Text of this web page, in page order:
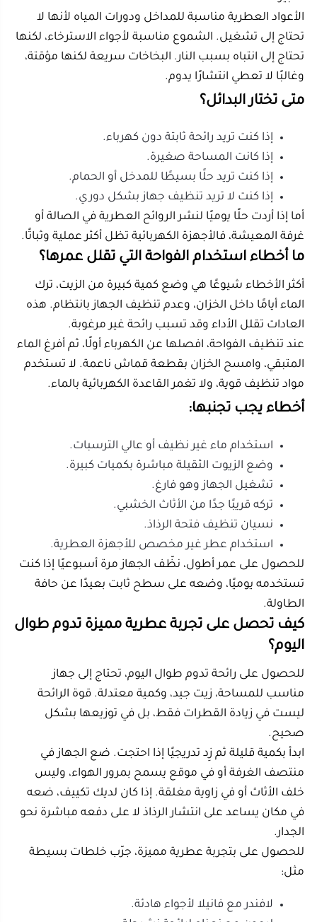
للحصول على عمر أطول، نظّف الجهاز مرة أسبوعيًا إذا كنت
تستخدمه يوميًا، وضعه على سطح ثابت بعيدًا عن حافة
الطاولة.
كيف تحصل على تجربة عطرية مميزة تدوم طوال
اليوم؟
مناسب للمساحة، زيت جيد، وكمية معتدلة. قوة الرائحة
ليست في زيادة القطرات فقط، بل في توزيعها بشكل
صحيح.
ابدأ بكمية قليلة ثم زِد تدريجيًا إذا احتجت. ضع الجهاز في
منتصف الغرفة أو في موقع يسمح بمرور الهواء، وليس
خلف الأثاث أو في زاوية مغلقة. إذا كان لديك تكييف، ضعه
في مكان يساعد على انتشار الرذاذ لا على دفعه مباشرة نحو
الجدار.
للحصول على بتجربة عطرية مميزة، جرّب خلطات بسيطة
مثل:
لافندر مع فانيلا لأجواء هادئة.
ليمون مع نعناع لرائحة نشيطة.
ورد مع مسك لإحساس دافئ.
ياسمين مع برغموت لرائحة راقية.
هذه الخلطات تمنح منزلك حضورًا عطريًا متوازنًا، دون أن
الأسئلة الشائعة عن افضل فواحة للمنزل
والروائح المناسبة
ما هو أفضل جهاز لتعطير المنزل؟
أفضل جهاز لتعطير المنزل هو الجهاز الذي يجمع بين
الهدوء، الانتشار الجيد، وسهولة التنظيف. للأغلب، أجهزة
الرذاذ البارد هي الاختيار العملي لأنها تناسب الاستخدام
اليومي وتوزع الرائحة بطريقة لطيفة.
إذا كانت المساحة كبيرة، اختر سعة عالية. وإذا كانت الغرفة
صغيرة، فاختر جهازًا هادئًا بسعة متوسطة حتى لا تصبح
الرائحة قوية أكثر من اللازم.
ما هي أفضل فواحة كهربائية للمنزل؟
أفضل خيار كهربائي هو الذي يناسب مساحة بيتك، وليس
بالضرورة الأغلى. للصالات الكبيرة، ابحث عن سعة 3 لترات أو
أكثر. للغرف المتوسطة، تكفي سعة 500 مل تقريبًا.
الأهم أن يحتوي الجهاز على إيقاف تلقائي، صوت منخفض،
وسهولة في تنظيف الخزان، لأن هذه التفاصيل تؤثر على
الراحة اليومية أكثر من الشكل الخارجي.
ما هو أفضل معطر ثابت للبيت؟
أفضل معطر ثابت للبيت هو أعواد التعطير إذا كنت تريد
رائحة مستمرة دون تشغيل كهربائي. وهي مناسبة للمداخل،
دورات المياه، وغرف الملابس.
أوسع وأكثر وضوحًا.